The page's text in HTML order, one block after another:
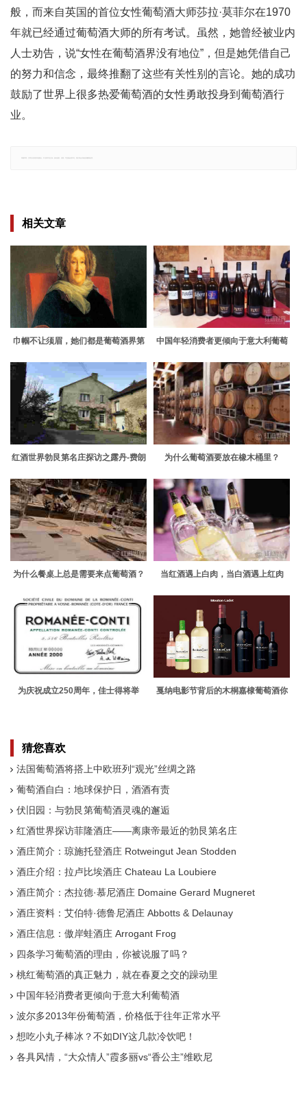
般，而来自英国的首位女性葡萄酒大师莎拉·莫菲尔在1970
年就已经通过葡萄酒大师的所有考试。虽然，她曾经被业内
人士劝告，说“女性在葡萄酒界没有地位”，但是她凭借自己
的努力和信念，最终推翻了这些有关性别的言论。她的成功
鼓励了世界上很多热爱葡萄酒的女性勇敢投身到葡萄酒行
业。
相关文章
巾帼不让须眉，她们都是葡萄酒界第
中国年轻消费者更倾向于意大利葡萄
红酒世界勃艮第名庄探访之露丹-费朗
为什么葡萄酒要放在橡木桶里？
为什么餐桌上总是需要来点葡萄酒？ 当红酒遇上白肉，当白酒遇上红肉
为庆祝成立250周年，佳士得将举
戛纳电影节背后的木桐嘉棣葡萄酒你
猜您喜欢
法国葡萄酒将搭上中欧班列“观光”丝绸之路
葡萄酒自白：地球保护日，酒酒有责
伏旧园：与勃艮第葡萄酒灵魂的邂逅
红酒世界探访菲隆酒庄——离康帝最近的勃艮第名庄
酒庄简介：琼施托登酒庄 Rotweingut Jean Stodden
酒庄介绍：拉卢比埃酒庄 Chateau La Loubiere
酒庄简介：杰拉德·慕尼酒庄 Domaine Gerard Mugneret
酒庄资料：艾伯特·德鲁尼酒庄 Abbotts & Delaunay
酒庄信息：傲岸蛙酒庄 Arrogant Frog
四条学习葡萄酒的理由，你被说服了吗？
桃红葡萄酒的真正魅力，就在春夏之交的躁动里
中国年轻消费者更倾向于意大利葡萄酒
波尔多2013年份葡萄酒，价格低于往年正常水平
想吃小丸子棒冰？不如DIY这几款冷饮吧！
各具风情，“大众情人”霞多丽vs“香公主”维欧尼